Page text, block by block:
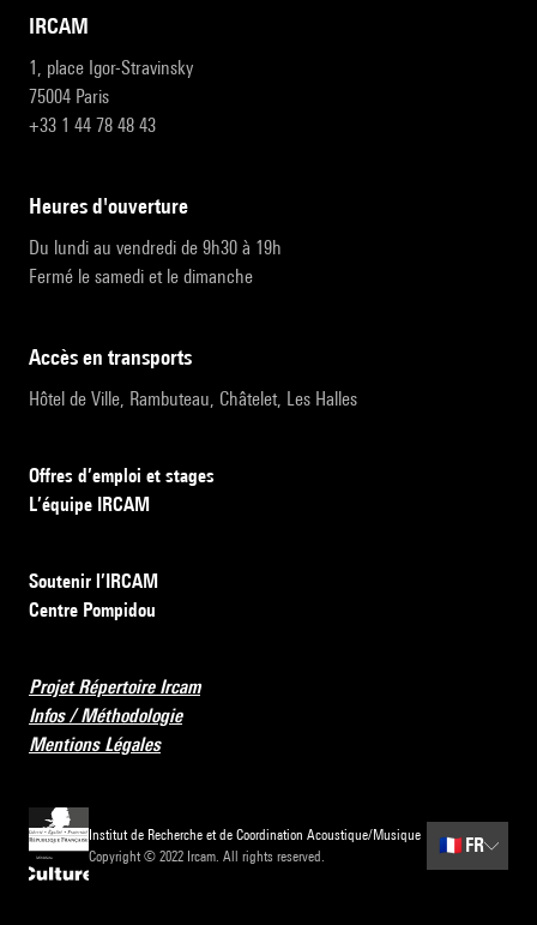
IRCAM
1, place Igor-Stravinsky
75004 Paris
+33 1 44 78 48 43
heures d'ouverture
Du lundi au vendredi de 9h30 à 19h
Fermé le samedi et le dimanche
accès en transports
Hôtel de Ville, Rambuteau, Châtelet, Les Halles
Offres d’emploi et stages
L’équipe IRCAM
Soutenir l’IRCAM
Centre Pompidou
Projet Répertoire Ircam
Infos / Méthodologie
Mentions Légales
Institut de Recherche et de Coordination Acoustique/Musique
Copyright © 2022 Ircam. All rights reserved.
🇫🇷 FR